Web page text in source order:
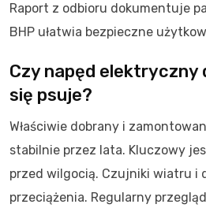
Raport z odbioru dokumentuje
BHP ułatwia bezpieczne
Czy napęd elektryczny
się psuje?
Właściwie dobrany i
stabilnie przez lata. Kluczowy
przed wilgocią. Czujniki wiatru i
przeciążenia. Regularny